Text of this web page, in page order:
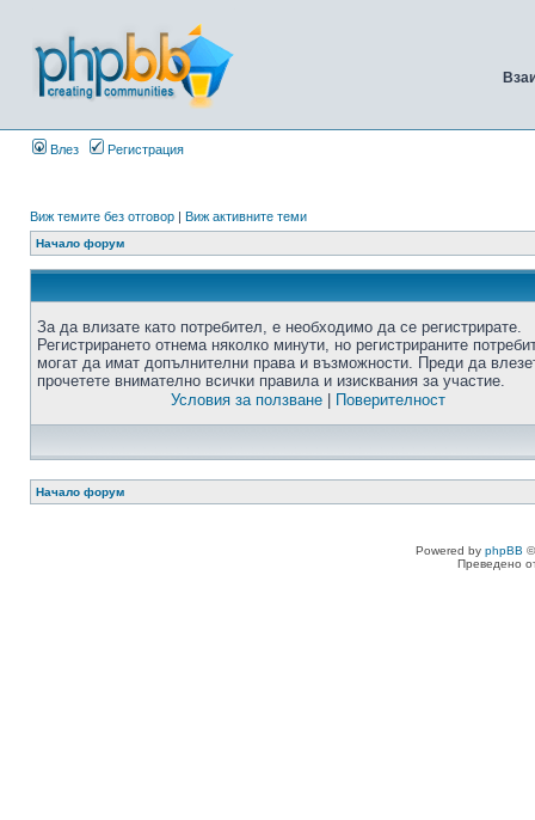
Влез Регистрация
Виж темите без отговор | Виж активните теми
Начало форум
За да влизате като потребител, е необходимо да се регистрирате.
Регистрирането отнема няколко минути, но регистрираните
могат да имат допълнителни права и възможности. Преди да
прочетете внимателно всички правила и изисквания за участие.
Условия за ползване| Поверителност
Начало форум
Powered by phpBB
Преведено